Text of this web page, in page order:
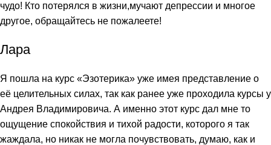
чудо! Кто потерялся в жизни,мучают депрессии и многое
другое, обращайтесь не пожалеете!
Лара
Я пошла на курс «Эзотерика» уже имея представление о
её целительных силах, так как ранее уже проходила курсы у
Андрея Владимировича. А именно этот курс дал мне то
ощущение спокойствия и тихой радости, которого я так
жаждала, но никак не могла почувствовать, думаю, как и